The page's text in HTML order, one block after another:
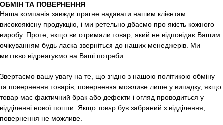
ОБМІН ТА ПОВЕРНЕННЯ
Наша компанія завжди прагне надавати нашим клієнтам
високоякісну продукцію, і ми ретельно дбаємо про якість кожного
виробу. Проте, якщо ви отримали товар, який не відповідає Вашим
очікуванням будь ласка зверніться до наших менеджерів. Ми
миттєво відреагуємо на Ваші потреби.
Звертаємо вашу увагу на те, що згідно з нашою політикою обміну
та повернення товарів, повернення можливе лише у випадку, якщо
товар має фактичний брак або дефекти і огляд проводиться у
відділенні нової пошти. Якщо товар був забраний з відділення,
повернення не можливе.